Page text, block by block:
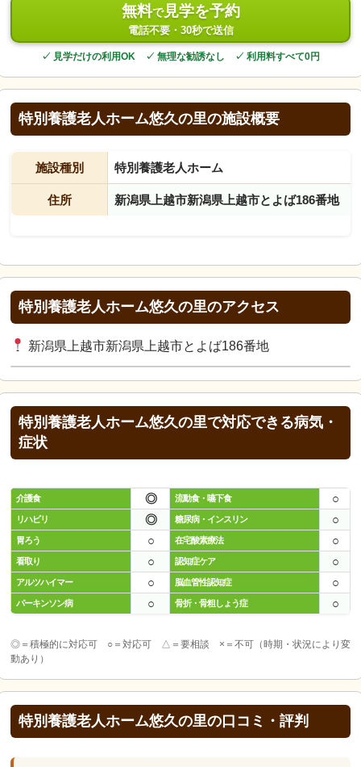
無料で見学を予約
電話不要・30秒で送信
✓ 見学だけの利用OK ✓ 無理な勧誘なし ✓ 利用料すべて0円
特別養護老人ホーム悠久の里の施設概要
施設種別 特別養護老人ホーム
住所 新潟県上越市新潟県上越市とよば186番地
特別養護老人ホーム悠久の里のアクセス
新潟県上越市新潟県上越市とよば186番地
特別養護老人ホーム悠久の里で対応できる病気・
症状
介護食 ◎ 流動食・嚥下食 ○
リハビリ ◎ 糖尿病・インスリン ○
胃ろう ○ 在宅酸素療法 ○
看取り ○ 認知症ケア ○
アルツハイマー ○ 脳血管性認知症 ○
パーキンソン病 ○ 骨折・骨粗しょう症 ○
◎＝積極的に対応可 ○＝対応可 △＝要相談 ×＝不可（時期・状況により変
動あり）
特別養護老人ホーム悠久の里の口コミ・評判